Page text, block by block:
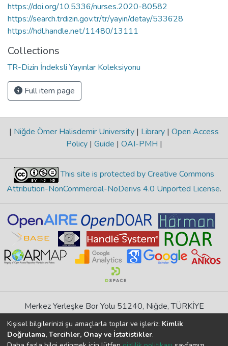
https://doi.org/10.5336/nurses.2020-80582
https://search.trdizin.gov.tr/tr/yayin/detay/533628
https://hdl.handle.net/11480/13111
Collections
TR-Dizin İndeksli Yayınlar Koleksiyonu
Full item page
| Niğde Ömer Halisdemir University | Library | Open Access
Policy | Guide | OAI-PMH |
This site is protected by Creative Commons
Attribution-NonCommercial-NoDerivs 4.0 Unported License.
Merkez Yerleşke Bor Yolu 51240, Niğde, TÜRKİYE
If you find any errors in content please report us
Kişisel bilgilerinizi şu amaçlarla toplar ve işleriz: Kimlik
Doğrulama, Tercihler, Onay ve İstatistikler.